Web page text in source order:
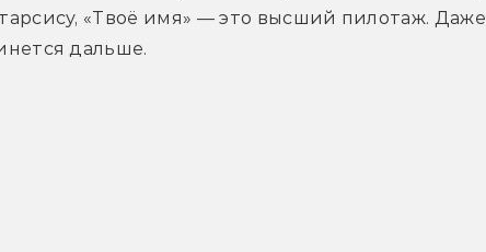
«Твоё имя» — это высший пилотаж. Даже
дальше.